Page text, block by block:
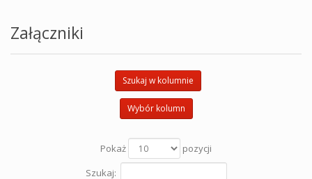
Załączniki
Szukaj w kolumnie
Wybór kolumn
Pokaż
pozycji
Szukaj: